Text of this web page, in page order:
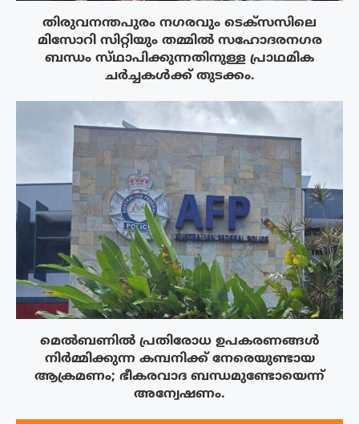
തിരുവനന്തപുരം നഗരവും ടെക്‌സസിലെ
മിസോറി സിറ്റിയും തമ്മിൽ സഹോദരനഗര
ബന്ധം സ്‌ഥാപിക്കുന്നതിനുള്ള പ്രാഥമിക
ചർച്ചകൾക്ക് തുടക്കം.
മെൽബണിൽ പ്രതിരോധ ഉപകരണങ്ങൾ
നിർമ്മിക്കുന്ന കമ്പനിക്ക് നേരെയുണ്ടായ
ആക്രമണം; ഭീകരവാദ ബന്ധമുണ്ടോയെന്ന്
അന്വേഷണം.